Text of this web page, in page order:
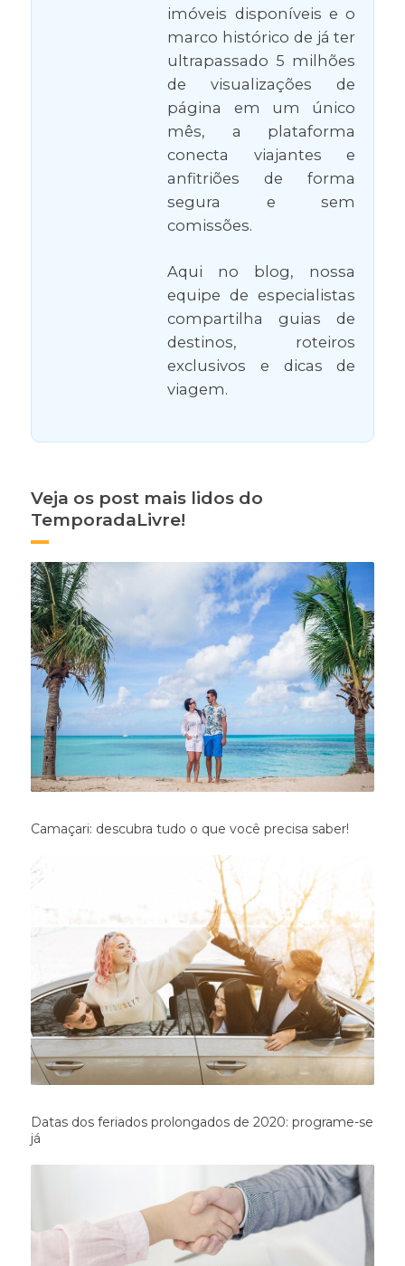
imóveis disponíveis e o
marco histórico de já ter
ultrapassado 5 milhões
de visualizações de
página em um único
mês, a plataforma
conecta viajantes e
anfitriões de forma
segura e sem
comissões.
Aqui no blog, nossa
equipe de especialistas
compartilha guias de
destinos, roteiros
exclusivos e dicas de
viagem.
Veja os post mais lidos do
TemporadaLivre!
Camaçari: descubra tudo o que você precisa saber!
Datas dos feriados prolongados de 2020: programe-se
já